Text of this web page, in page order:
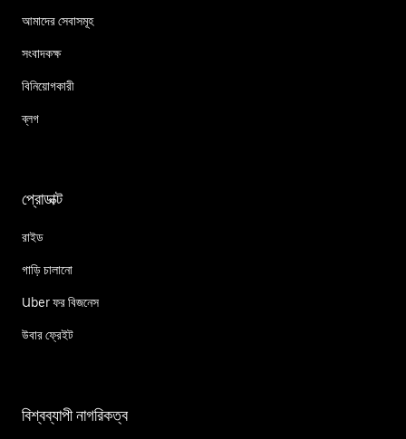
আমাদের সেবাসমূহ
সংবাদকক্ষ
বিনিয়োগকারী
ব্লগ
প্রোডাক্ট
রাইড
গাড়ি চালানো
Uber ফর বিজনেস
উবার ফ্রেইট
বিশ্বব্যাপী নাগরিকত্ব